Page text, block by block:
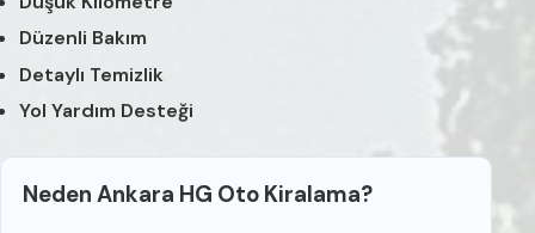
Düzenli Bakım
Detaylı Temizlik
Yol Yardım Desteği
Neden Ankara HG Oto Kiralama?